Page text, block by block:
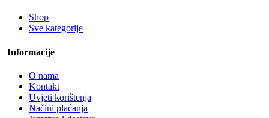
Shop
Sve kategorije
Informacije
O nama
Kontakt
Uvjeti korištenja
Načini plaćanja